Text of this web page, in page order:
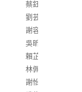
蔡鈺婷
劉芸婷
謝容均
吳昕儒
賴芷萱
林佩萱
謝怡靚